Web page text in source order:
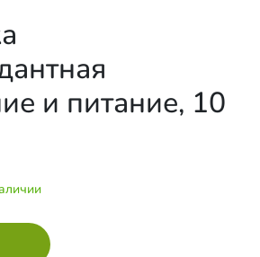
и питание, 10